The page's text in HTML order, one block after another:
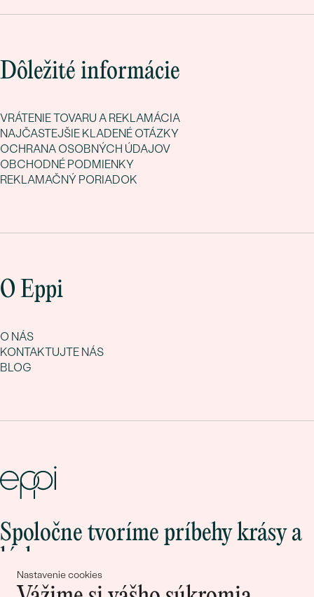
Nastavenie cookies
Dôležité informácie
VRÁTENIE TOVARU A REKLAMÁCIA
NAJČASTEJŠIE KLADENÉ OTÁZKY
OCHRANA OSOBNÝCH ÚDAJOV
OBCHODNÉ PODMIENKY
REKLAMAČNÝ PORIADOK
O Eppi
O NÁS
KONTAKTUJTE NÁS
BLOG
Spoločne tvoríme príbehy krásy a
lásky